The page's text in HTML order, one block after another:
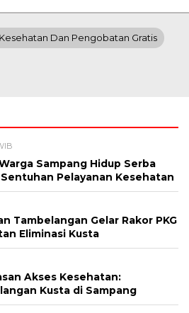
Dan Pengobatan Gratis
Sampang Hidup Serba
Pelayanan Kesehatan
Tambelangan Gelar Rakor PKG
Eliminasi Kusta
Akses Kesehatan:
Kusta di Sampang